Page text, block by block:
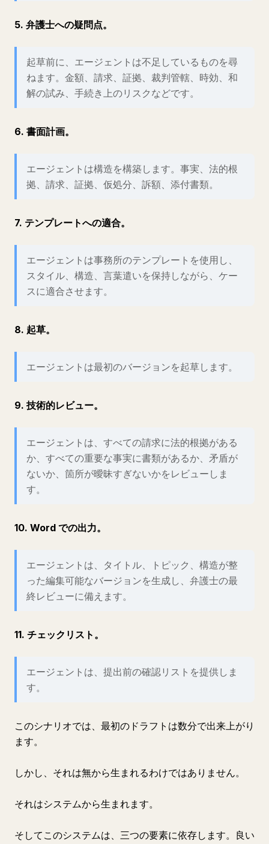
5. 弁護士への疑問点。
起草前に、エージェントは不足しているものを尋
ねます。金額、請求、証拠、裁判管轄、時効、和
解の試み、手続き上のリスクなどです。
6. 書面計画。
エージェントは構造を構築します。事実、法的根
拠、請求、証拠、仮処分、訴額、添付書類。
7. テンプレートへの適合。
エージェントは事務所のテンプレートを使用し、
スタイル、構造、言葉遣いを保持しながら、ケー
スに適合させます。
8. 起草。
エージェントは最初のバージョンを起草します。
9. 技術的レビュー。
エージェントは、すべての請求に法的根拠がある
か、すべての重要な事実に書類があるか、矛盾が
ないか、箇所が曖昧すぎないかをレビューしま
す。
10. Word での出力。
エージェントは、タイトル、トピック、構造が整
った編集可能なバージョンを生成し、弁護士の最
終レビューに備えます。
11. チェックリスト。
エージェントは、提出前の確認リストを提供しま
す。
このシナリオでは、最初のドラフトは数分で出来上がり
ます。
しかし、それは無から生まれるわけではありません。
それはシステムから生まれます。
そしてこのシステムは、三つの要素に依存します。良い